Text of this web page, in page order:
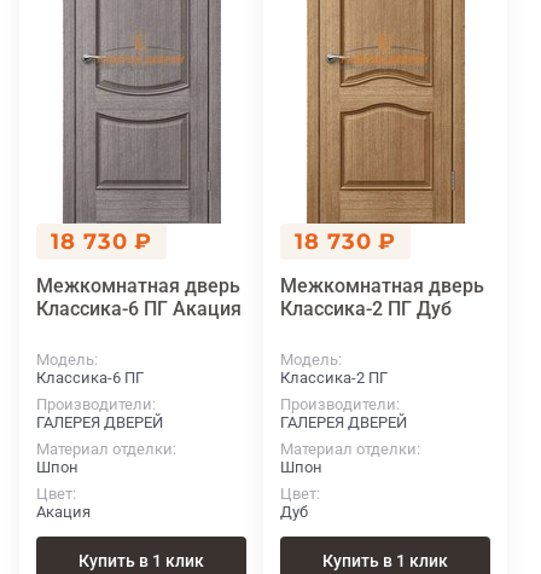
18 730 ₽
Межкомнатная дверь
Классика-6 ПГ Акация
Модель
Классика-6 ПГ
Производители
ГАЛЕРЕЯ ДВЕРЕЙ
Материал отделки
Шпон
Цвет
Акация
Купить в 1 клик
18 730 ₽
Межкомнатная дверь
Классика-2 ПГ Дуб
Модель
Классика-2 ПГ
Производители
ГАЛЕРЕЯ ДВЕРЕЙ
Материал отделки
Шпон
Цвет
Дуб
Купить в 1 клик